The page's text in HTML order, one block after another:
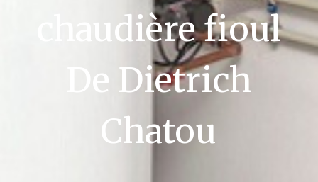
chaudière fioul
De Dietrich
Chatou